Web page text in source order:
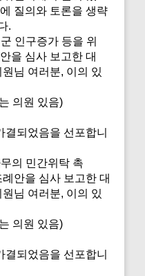
질의와 토론을 생략
.
인구증가 등을 위
을 심사 보고한 대
님 여러분, 이의 있
의원 있음)
되었음을 선포합니
의 민간위탁 촉
안을 심사 보고한 대
님 여러분, 이의 있
의원 있음)
되었음을 선포합니